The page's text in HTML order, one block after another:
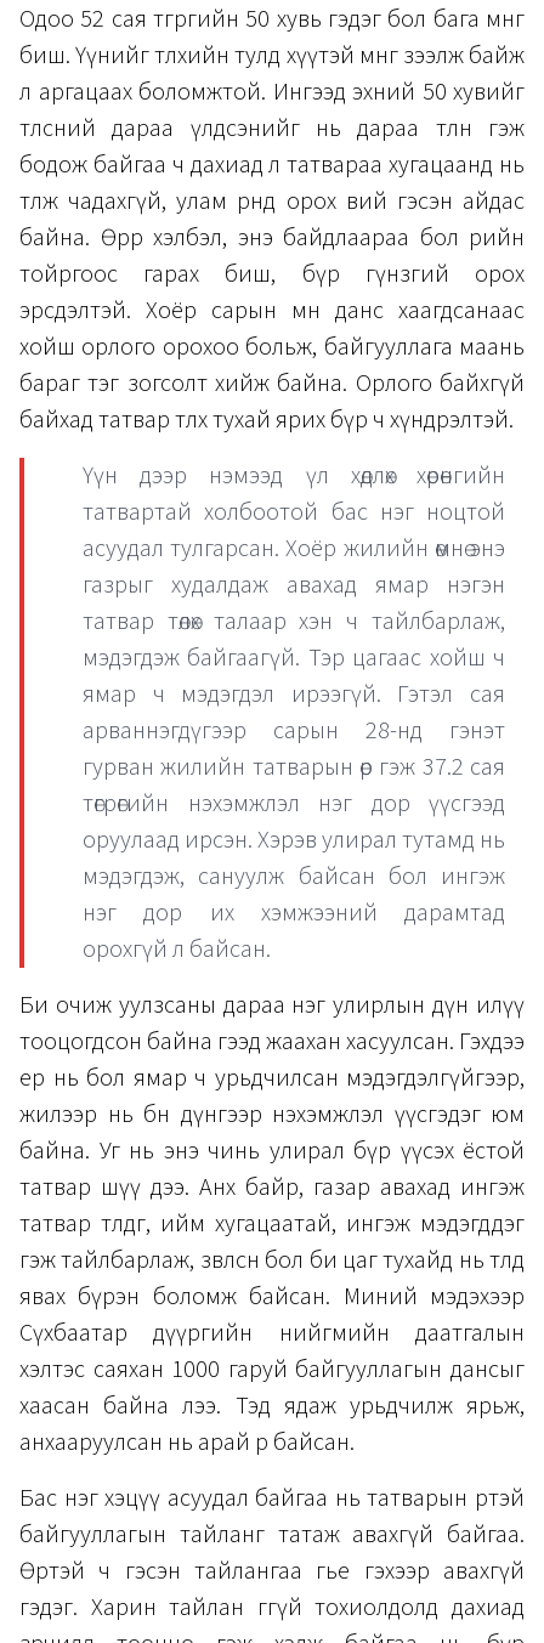
Одоо 52 сая төгрөгийн 50 хувь гэдэг бол бага мөнгө
биш. Үүнийг төлөхийн тулд хүүтэй мөнгө зээлж байж
л аргацаах боломжтой. Ингээд эхний 50 хувийг
төлсний дараа үлдсэнийг нь дараа төлнө гэж
бодож байгаа ч дахиад л татвараа хугацаанд нь
төлж чадахгүй, улам өрөнд орох вий гэсэн айдас
байна. Өөрөөр хэлбэл, энэ байдлаараа бол өрийн
тойргоос гарах биш, бүр гүнзгий орох
эрсдэлтэй. Хоёр сарын өмнө данс хаагдсанаас
хойш орлого орохоо больж, байгууллага маань
бараг тэг зогсолт хийж байна. Орлого байхгүй
байхад татвар төлөх тухай ярих бүр ч хүндрэлтэй.
Үүн дээр нэмээд үл хөдлөх хөрөнгийн
татвартай холбоотой бас нэг ноцтой
асуудал тулгарсан. Хоёр жилийн өмнө энэ
газрыг худалдаж авахад ямар нэгэн
татвар төлөх талаар хэн ч тайлбарлаж,
мэдэгдэж байгаагүй. Тэр цагаас хойш ч
ямар ч мэдэгдэл ирээгүй. Гэтэл сая
арваннэгдүгээр сарын 28-нд гэнэт
гурван жилийн татварын өр гэж 37.2 сая
төгрөгийн нэхэмжлэл нэг дор үүсгээд
оруулаад ирсэн. Хэрэв улирал тутамд нь
мэдэгдэж, сануулж байсан бол ингэж
нэг дор их хэмжээний дарамтад
орохгүй л байсан.
Би очиж уулзсаны дараа нэг улирлын дүн илүү
тооцогдсон байна гээд жаахан хасуулсан. Гэхдээ
ер нь бол ямар ч урьдчилсан мэдэгдэлгүйгээр,
жилээр нь бөөн дүнгээр нэхэмжлэл үүсгэдэг юм
байна. Уг нь энэ чинь улирал бүр үүсэх ёстой
татвар шүү дээ. Анх байр, газар авахад ингэж
татвар төлдөг, ийм хугацаатай, ингэж мэдэгддэг
гэж тайлбарлаж, зөвлөсөн бол би цаг тухайд нь төлөөд
явах бүрэн боломж байсан. Миний мэдэхээр
Сүхбаатар дүүргийн нийгмийн даатгалын
хэлтэс саяхан 1000 гаруй байгууллагын дансыг
хаасан байна лээ. Тэд ядаж урьдчилж ярьж,
анхааруулсан нь арай өөр байсан.
Бас нэг хэцүү асуудал байгаа нь татварын өртэй
байгууллагын тайланг татаж авахгүй байгаа.
Өртэй ч гэсэн тайлангаа өгье гэхээр авахгүй
гэдэг. Харин тайлан өгөөгүй тохиолдолд дахиад